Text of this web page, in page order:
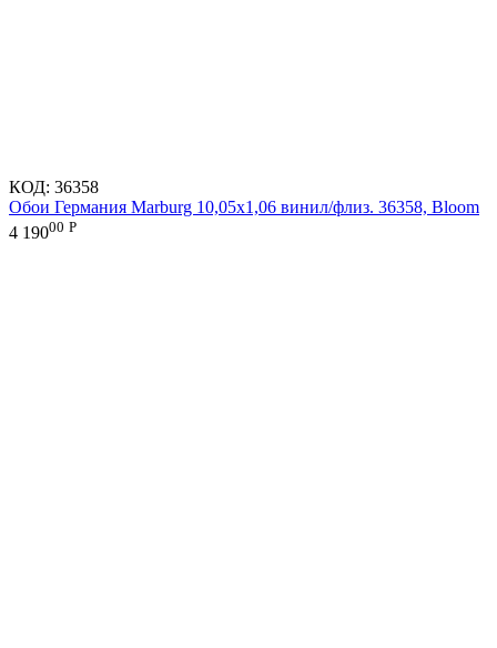
КОД: 36358
Обои Германия Marburg 10,05x1,06 винил/флиз. 36358, Bloom
4 19000 Р